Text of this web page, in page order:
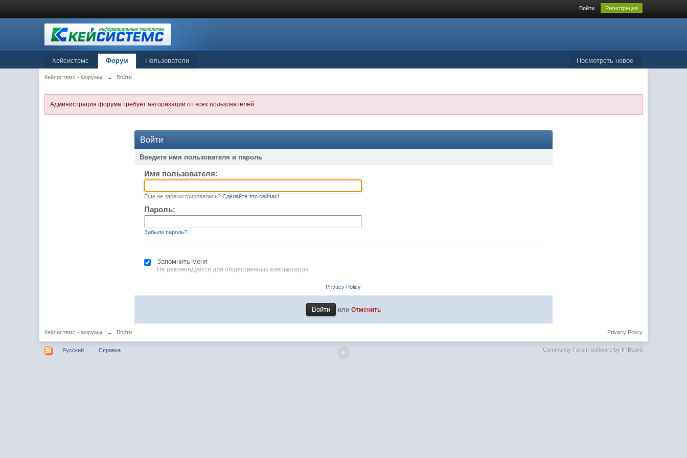
Войти Регистрация
Посмотреть новое
Кейсистемс Форум Пользователи
Кейсистемс - Форумы → Войти
Администрация форума требует авторизации от всех пользователей
Войти
Введите имя пользователя и пароль
Имя пользователя:
Еще не зарегистрировались? Сделайте это сейчас!
Пароль:
Забыли пароль?
Запомнить меня
Не рекомендуется для общественных компьютеров.
Privacy Policy
или Отменить
Кейсистемс - Форумы → Войти Privacy Policy
Русский Справка Community Forum Software by IP.Board